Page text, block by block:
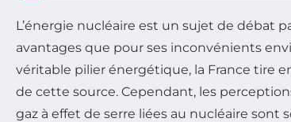
L’énergie nucléaire est un sujet de débat
avantages que pour ses inconvénients
véritable pilier énergétique, la France tire
de cette source. Cependant, les
gaz à effet de serre liées au nucléaire sont